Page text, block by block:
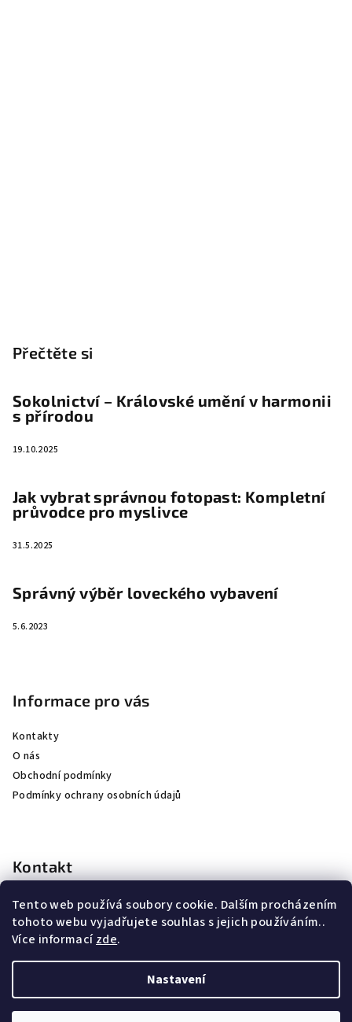
Tento web používá soubory cookie. Dalším procházením
tohoto webu vyjadřujete souhlas s jejich používáním..
Více informacízde.
Nastavení
Přečtěte si
Sokolnictví – Královské umění v harmonii
s přírodou
19.10.2025
Jak vybrat správnou fotopast: Kompletní
průvodce pro myslivce
31.5.2025
Správný výběr loveckého vybavení
5.6.2023
Informace pro vás
Kontakty
O nás
Obchodní podmínky
Podmínky ochrany osobních údajů
Kontakt
kubicek@jkhunting.cz
+420 607250155